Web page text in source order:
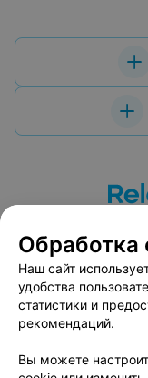
Вакансии
Публичный
Обработка
Наш сайт
удобства
статистики и
рекомендаций.
Вы можете